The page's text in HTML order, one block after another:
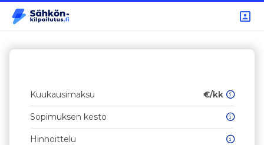
Kuukausimaksu €/kk
Sopimuksen kesto
Hinnoittelu